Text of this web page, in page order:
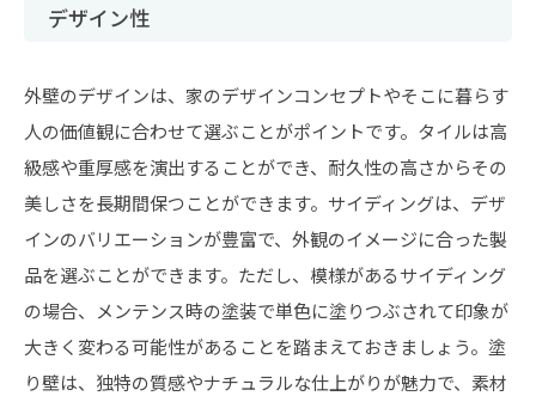
デザイン性
外壁のデザインは、家のデザインコンセプトやそこに暮らす
人の価値観に合わせて選ぶことがポイントです。タイルは高
級感や重厚感を演出することができ、耐久性の高さからその
美しさを長期間保つことができます。サイディングは、デザ
インのバリエーションが豊富で、外観のイメージに合った製
品を選ぶことができます。ただし、模様があるサイディング
の場合、メンテンス時の塗装で単色に塗りつぶされて印象が
大きく変わる可能性があることを踏まえておきましょう。塗
り壁は、独特の質感やナチュラルな仕上がりが魅力で、素材